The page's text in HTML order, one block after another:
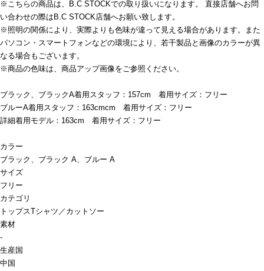
※こちらの商品は、B.C STOCKでの取り扱いになります。 直接店舗へお問
い合わせの際はB.C STOCK店舗へお願い致します。
※照明の関係により、実際よりも色味が違って見える場合があります。また
パソコン・スマートフォンなどの環境により、若干製品と画像のカラーが異
なる場合もございます。
※商品の色味は、商品アップ画像をご参照ください。
ブラック、ブラックA着用スタッフ：157cm 着用サイズ：フリー
ブルーA着用スタッフ：163cmcm 着用サイズ：フリー
詳細着用モデル：163cm 着用サイズ：フリー
カラー
ブラック、ブラック A、ブルー A
サイズ
フリー
カテゴリ
トップスTシャツ／カットソー
素材
-
生産国
中国